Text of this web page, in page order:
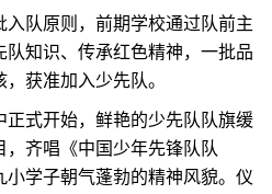
队原则，前期学校通过队前主
知识、传承红色精神，一批品
获准加入少先队。
式开始，鲜艳的少先队队旗缓
齐唱《中国少年先锋队队
学子朝气蓬勃的精神风貌。仪